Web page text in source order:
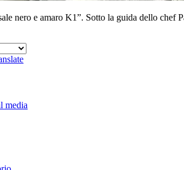
nero e amaro K1”. Sotto la guida dello
media